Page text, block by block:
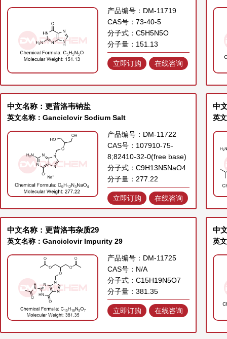
产品编号：DM-11719
CAS号：73-40-5
分子式：C5H5N5O
分子量：151.13
立即订购 在线咨询
中文名称：更昔洛韦钠盐
英文名称：Ganciclovir Sodium Salt
产品编号：DM-11722
CAS号：107910-75-
8;82410-32-0(free base)
分子式：C9H13N5NaO4
分子量：277.22
立即订购 在线咨询
中
英
中文名称：更昔洛韦杂质29
英文名称：Ganciclovir Impurity 29
产品编号：DM-11725
CAS号：N/A
分子式：C15H19N5O7
分子量：381.35
立即订购 在线咨询
中
英